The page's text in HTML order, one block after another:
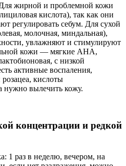
жирной и проблемной кожи
кислота), так как они
регулировать себум. Для сухой
молочная, миндальная),
увлажняют и стимулируют
кожи — мягкие AHA,
с низкой
активные воспаления,
кислоты
нужно вылечить кожу.
концентрации и редкой
1 раз в неделю, вечером, на